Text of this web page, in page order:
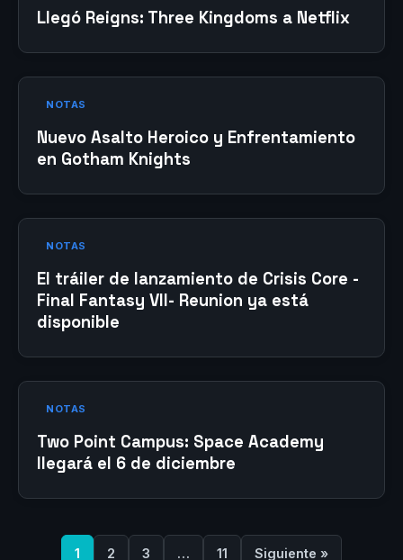
Llegó Reigns: Three Kingdoms a Netflix
NOTAS
Nuevo Asalto Heroico y Enfrentamiento
en Gotham Knights
NOTAS
El tráiler de lanzamiento de Crisis Core -
Final Fantasy VII- Reunion ya está
disponible
NOTAS
Two Point Campus: Space Academy
llegará el 6 de diciembre
1 2 3 … 11 Siguiente »